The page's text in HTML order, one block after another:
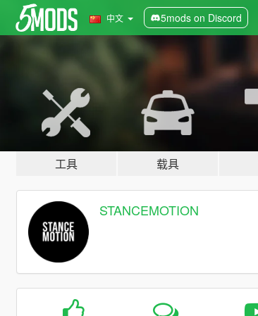
中文 5mods on Discord
工具 载具
STANCEMOTION